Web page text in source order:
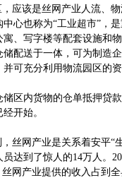
应该是丝网产业人流、
心也称为“工业超市”，
、写字楼等配套设施和
配送于一体，可为制造
可充分利用物流园区的
区内货物的仓单抵押贷
开始。
丝网产业是关系着安平
达到了惊人的14万人。
网产业提供的收入占到全